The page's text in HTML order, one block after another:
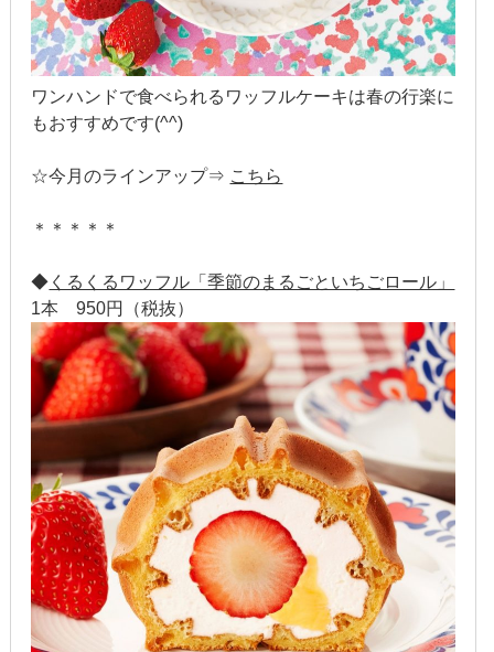
2020年3月
2020年2月
2019年12月
2019年10月
2019年9月
2019年8月
2019年7月
2019年6月
2019年5月
2019年4月
2019年3月
ワンハンドで食べられるワッフルケーキは春の行楽に
もおすすめです(^^)
☆今月のラインアップ⇒ こちら
＊＊＊＊＊
◆ くるくるワッフル「季節のまるごといちごロール」
1本 950円（税抜）